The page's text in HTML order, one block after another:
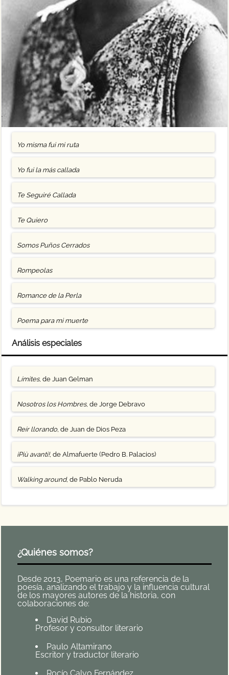
Yo misma fui mi ruta
Yo fui la más callada
Te Seguiré Callada
Te Quiero
Somos Puños Cerrados
Rompeolas
Romance de la Perla
Poema para mi muerte
Análisis especiales
Límites, de Juan Gelman
Nosotros los Hombres, de Jorge Debravo
Reír llorando, de Juan de Dios Peza
¡Più avanti!, de Almafuerte (Pedro B. Palacios)
Walking around, de Pablo Neruda
¿Quiénes somos?
Desde 2013, Poemario es una referencia de la
poesía, analizando el trabajo y la influencia cultural
de los mayores autores de la historia, con
colaboraciones de:
David Rubio
Profesor y consultor literario
Paulo Altamirano
Escritor y traductor literario